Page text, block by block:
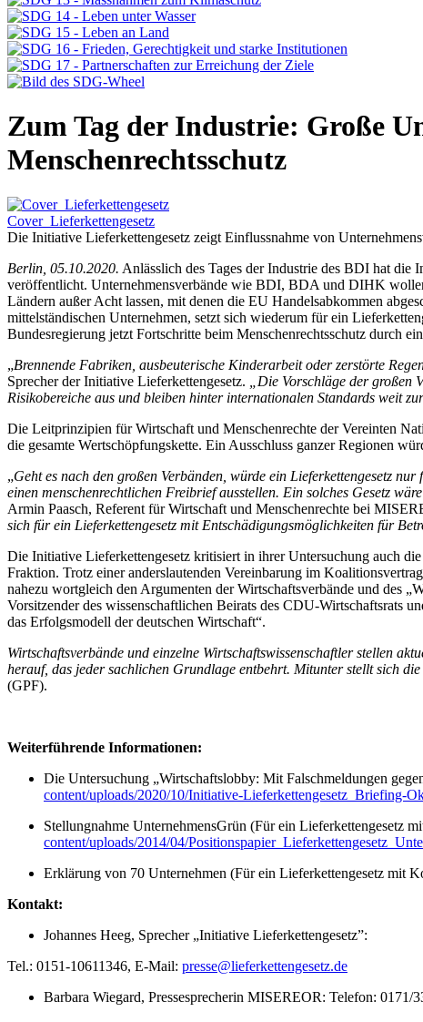
Zum Tag der Industrie: Große
Menschenrechtsschutz
Cover_Lieferkettengesetz
Die Initiative Lieferkettengesetz zeigt Einflussnahme von
Berlin, 05.10.2020. Anlässlich des Tages der Industrie des BDI hat die
veröffentlicht. Unternehmensverbände wie BDI, BDA und DIHK
Ländern außer Acht lassen, mit denen die EU Handelsabkommen
mittelständischen Unternehmen, setzt sich wiederum für ein
Bundesregierung jetzt Fortschritte beim Menschenrechtsschutz durch
„Brennende Fabriken, ausbeuterische Kinderarbeit oder zerstörte
Sprecher der Initiative Lieferkettengesetz.
„Die Vorschläge der
Risikobereiche aus und bleiben hinter internationalen Standards weit
Die Leitprinzipien für Wirtschaft und Menschenrechte der Vereinten
die gesamte Wertschöpfungskette. Ein Ausschluss ganzer Regionen
„Geht es nach den großen Verbänden, würde ein Lieferkettengesetz
einen menschenrechtlichen Freibrief ausstellen. Ein solches Gesetz
Armin Paasch, Referent für Wirtschaft und Menschenrechte bei
sich für ein Lieferkettengesetz mit Entschädigungsmöglichkeiten für
Die Initiative Lieferkettengesetz kritisiert in ihrer Untersuchung auch
Fraktion. Trotz einer anderslautenden Vereinbarung im
nahezu wortgleich den Argumenten der Wirtschaftsverbände und des
Vorsitzender des wissenschaftlichen Beirats des CDU-Wirtschaftsrats
das Erfolgsmodell der deutschen Wirtschaft“.
Wirtschaftsverbände und einzelne Wirtschaftswissenschaftler stellen
herauf, das jeder sachlichen Grundlage entbehrt. Mitunter stellt sich
(GPF).
Weiterführende Informationen:
Die Untersuchung „Wirtschaftslobby: Mit Falschmeldungen
content/uploads/2020/10/Initiative-Lieferkettengesetz_Briefing-
Stellungnahme UnternehmensGrün (Für ein Lieferkettengesetz
content/uploads/2014/04/
Erklärung von 70 Unternehmen (Für ein Lieferkettengesetz mit
Kontakt:
Johannes Heeg, Sprecher „Initiative Lieferkettengesetz”:
Tel.: 0151-10611346, E-Mail: presse@lieferkettengesetz.de
Barbara Wiegard, Pressesprecherin MISEREOR: Telefon: 0171/